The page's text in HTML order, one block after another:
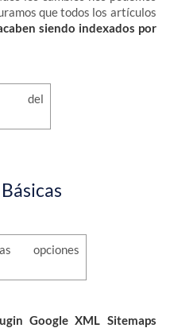
que todos los artículos
siendo indexados por
Google XML Sitemaps